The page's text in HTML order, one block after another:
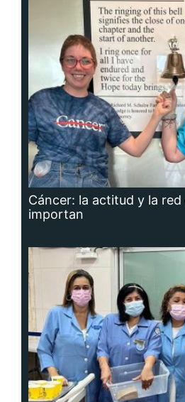
Cáncer: la actitud y la
importan